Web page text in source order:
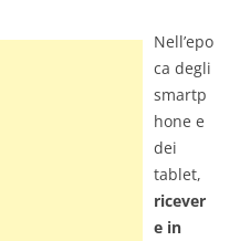
Nell’epo
ca degli
smartp
hone e
dei
tablet,
ricever
e in